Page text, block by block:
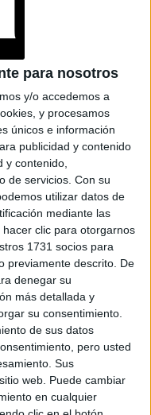
para nosotros
y/o accedemos a
y procesamos
únicos e información
publicidad y contenido
y contenido,
de servicios. Con su
utilizar datos de
mediante las
clic para otorgarnos
1731 socios para
previamente descrito. De
denegar su
más detallada y
su consentimiento.
de sus datos
pero usted
Sus
web. Puede cambiar
en cualquier
y ahora la moda las
al streetstyle
y bailarina promete
la temporada.
11:21